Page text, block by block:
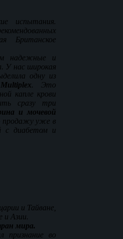
испытания.
Британское
надежные и
У нас широкая
одну из
Multiplex. Это
капле крови
сразу три
и мочевой
продажу уже в
с диабетом и
и Тайване,
и Азии.
мира.
признание во